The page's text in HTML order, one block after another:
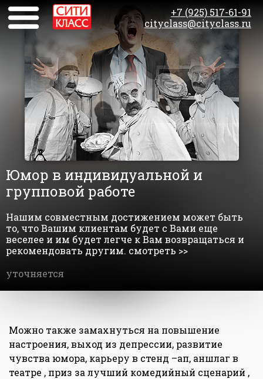
+7 (925) 517-61-91
cityclass@cityclass.ru
Юмор в индивидуальной и
групповой работе
Нашим совместным достижением может быть
то, что Вашим клиентам будет с Вами еще
веселее и им будет легче к Вам возвращаться и
рекомендовать другим. смотреть >>
уточняется
Можно также замахнуться на повышение
настроения, выход из депрессии, развитие
чувства юмора, карьеру в стенд –ап, аншлаг в
театре , приз за лучший комедийный сценарий ,